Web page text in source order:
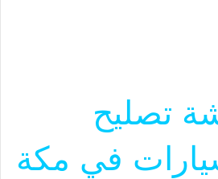
تصليح
في مكة